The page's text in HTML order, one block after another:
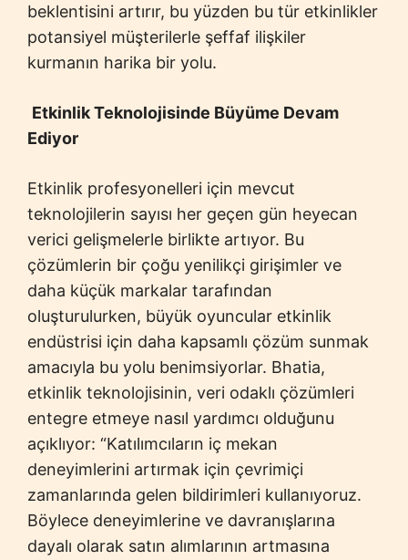
beklentisini artırır, bu yüzden bu tür etkinlikler
potansiyel müşterilerle şeffaf ilişkiler
kurmanın harika bir yolu.
Etkinlik Teknolojisinde Büyüme Devam
Ediyor
Etkinlik profesyonelleri için mevcut
teknolojilerin sayısı her geçen gün heyecan
verici gelişmelerle birlikte artıyor. Bu
çözümlerin bir çoğu yenilikçi girişimler ve
daha küçük markalar tarafından
oluşturulurken, büyük oyuncular etkinlik
endüstrisi için daha kapsamlı çözüm sunmak
amacıyla bu yolu benimsiyorlar. Bhatia,
etkinlik teknolojisinin, veri odaklı çözümleri
entegre etmeye nasıl yardımcı olduğunu
açıklıyor: “Katılımcıların iç mekan
deneyimlerini artırmak için çevrimiçi
zamanlarında gelen bildirimleri kullanıyoruz.
Böylece deneyimlerine ve davranışlarına
dayalı olarak satın alımlarının artmasına